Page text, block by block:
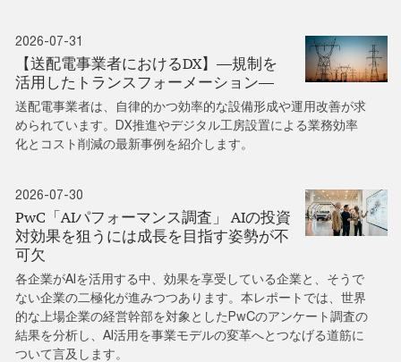
2026-07-31
【送配電事業者におけるDX】―規制を
活⽤したトランスフォーメーション―
送配電事業者は、⾃律的かつ効率的な設備形成や運⽤改善が求
められています。DX推進やデジタル工房設置による業務効率
化とコスト削減の最新事例を紹介します。
2026-07-30
PwC「AIパフォーマンス調査」 AIの投資
対効果を狙うには成長を目指す姿勢が不
可欠
各企業がAIを活用する中、効果を享受している企業と、そうで
ない企業の二極化が進みつつあります。本レポートでは、世界
的な上場企業の経営幹部を対象としたPwCのアンケート調査の
結果を分析し、AI活用を事業モデルの変革へとつなげる道筋に
ついて言及します。